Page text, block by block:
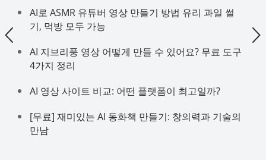
AI로 ASMR 유튜버 영상 만들기 방법 유리 과일 썰
기, 먹방 모두 가능
AI 지브리풍 영상 어떻게 만들 수 있어요? 무료 도구
4가지 정리
AI 영상 사이트 비교: 어떤 플랫폼이 최고일까?
[무료] 재미있는 AI 동화책 만들기: 창의력과 기술의
만남